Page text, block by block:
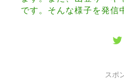
です。そんな様子を発信
スポ